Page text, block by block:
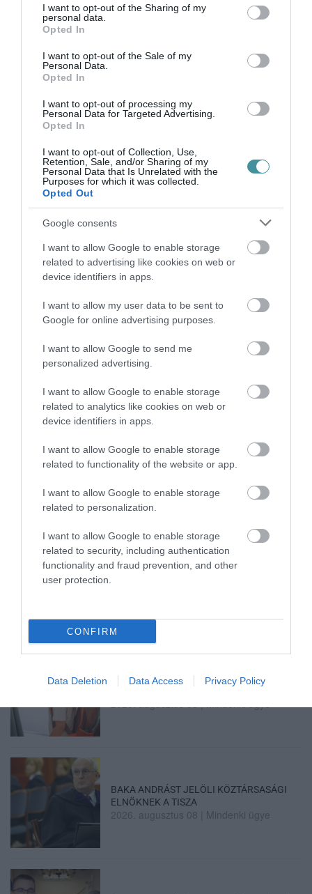
not limited to your visit or usage behaviour. You may click to
grant or deny consent to Google and its third-party tags to
use your data for below specified purposes in below Google
consent section.
I want to opt-out of the Sharing of my
personal data.
Opted In
I want to opt-out of the Sale of my
Personal Data.
Opted In
I want to opt-out of processing my
Personal Data for Targeted Advertising.
Opted In
I want to opt-out of Collection, Use,
Retention, Sale, and/or Sharing of my
Personal Data that Is Unrelated with the
Purposes for which it was collected.
Opted Out
Google consents
I want to allow Google to enable storage
related to advertising like cookies on web or
device identifiers in apps.
I want to allow my user data to be sent to
Google for online advertising purposes.
I want to allow Google to send me
personalized advertising.
I want to allow Google to enable storage
related to analytics like cookies on web or
device identifiers in apps.
I want to allow Google to enable storage
related to functionality of the website or app.
I want to allow Google to enable storage
related to personalization.
I want to allow Google to enable storage
related to security, including authentication
functionality and fraud prevention, and other
user protection.
CONFIRM
Data Deletion Data Access Privacy Policy
bennünket az EGRI ÜGYEK Google Hírek oldalán!
VISSZA A FŐOLDALRA
Legfrissebb híreink
NÉLKÜLÖZHETETLEN ESZKÖZÖK
2026. augusztus 09|Promóció
ITTASAN RANDALÍROZOTT EGER
BELVÁROSÁBAN: ÜZLETEK KIRAKATA...
2026. augusztus 09
ORBÁN EGYKORI VÍZÜGYI ÁLLAMTITKÁRA
IS ELLENTMONDOTT A VOL...
A GYAKORNOKI MUNKA: LEHETŐSÉGEK ÉS
35 PERCES TANÓRÁK ÉS KEVESEBB HÁZI
2026. augusztus 08|Mindenki ügye
BAKA ANDRÁST JELÖLI KÖZTÁRSASÁGI
ELNÖKNEK A TISZA
2026. augusztus 08 Mindenki ügye